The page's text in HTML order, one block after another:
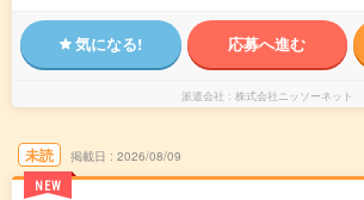
気になる! 応募へ進む
派遣会社 株式会社ニッソーネット
未読
NEW
掲載日 2026/08/09